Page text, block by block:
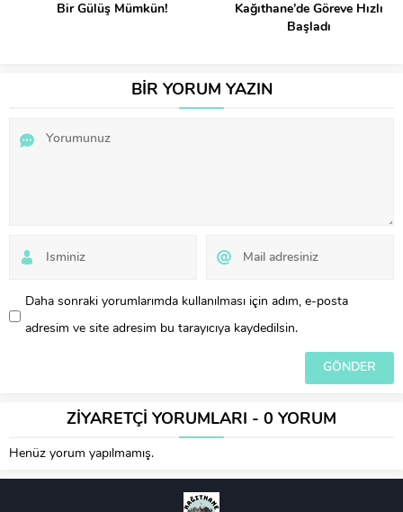
Bir Gülüş Mümkün!
Kağıthane’de Göreve Hızlı
Başladı
BİR YORUM YAZIN
Daha sonraki yorumlarımda kullanılması için adım, e-posta
adresim ve site adresim bu tarayıcıya kaydedilsin.
ZİYARETÇİ YORUMLARI - 0 YORUM
Henüz yorum yapılmamış.